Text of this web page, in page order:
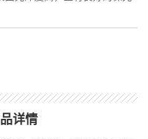
详情